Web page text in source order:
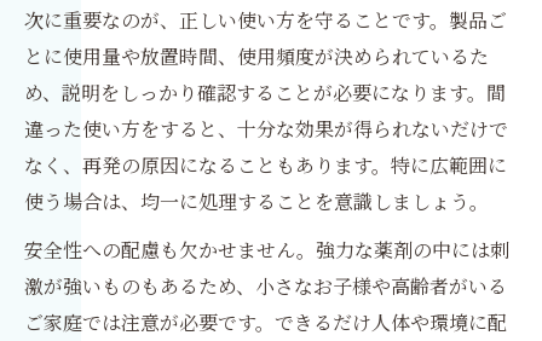
次に重要なのが、正しい使い方を守ることです。製品ご
とに使用量や放置時間、使用頻度が決められているた
め、説明をしっかり確認することが必要になります。間
違った使い方をすると、十分な効果が得られないだけで
なく、再発の原因になることもあります。特に広範囲に
使う場合は、均一に処理することを意識しましょう。
安全性への配慮も欠かせません。強力な薬剤の中には刺
激が強いものもあるため、小さなお子様や高齢者がいる
ご家庭では注意が必要です。できるだけ人体や環境に配